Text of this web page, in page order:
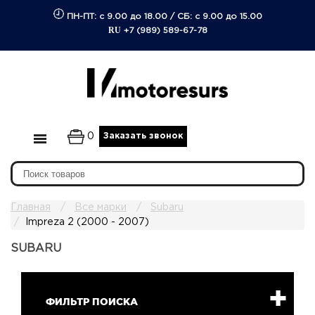
ПН-ПТ: с 9.00 до 18.00/ СБ: с 9.00 до 15.00
RU +7 (989) 589-67-78
0 Заказать звонок
Главная Все марки
Subaru
Impreza 2 (2000 - 2007)
SUBARU
ФИЛЬТР ПОИСКА